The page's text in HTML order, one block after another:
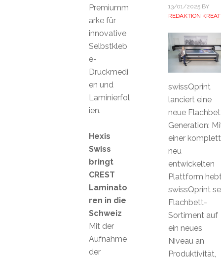
13/01/2025BY
REDAKTION
swissQprint
lanciert eine
neue
Generation:
einer komplett
neu
entwickelten
Plattform
swissQprint
Flachbett-
Sortiment auf
ein neues
Niveau an
Produktivität,
Premiumm
arke für
innovative
Selbstkleb
e-
Druckmedi
en und
Laminierfol
ien.
Hexis
Swiss
bringt
CREST
Laminato
ren in die
Schweiz
Mit der
Aufnahme
der